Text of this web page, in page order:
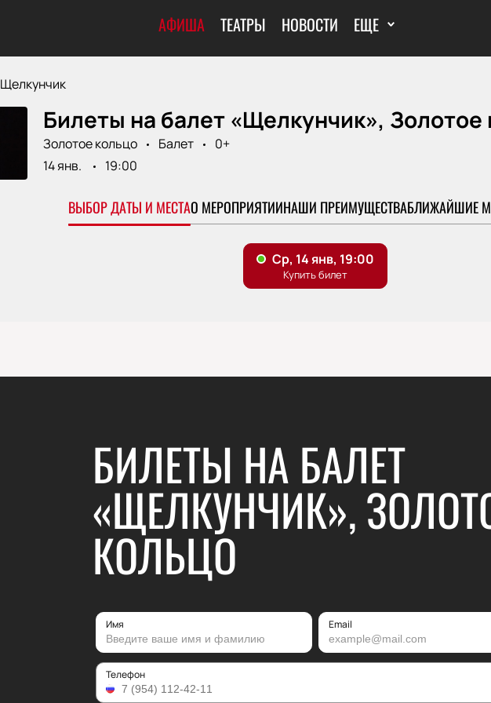
АФИША ТЕАТРЫ НОВОСТИ ЕЩЕ
Щелкунчик
Билеты на балет «Щелкунчик», Золотое
Золотое кольцо Балет
0+
14 янв.
19:00
ВЫБОР ДАТЫ И МЕСТАО МЕРОПРИЯТИИНАШИ ПРЕИМУЩЕСТВАБЛИЖАЙШИЕ
БИЛЕТЫ НА БАЛЕТ
«ЩЕЛКУНЧИК»,
КОЛЬЦО
Имя Email
Телефон